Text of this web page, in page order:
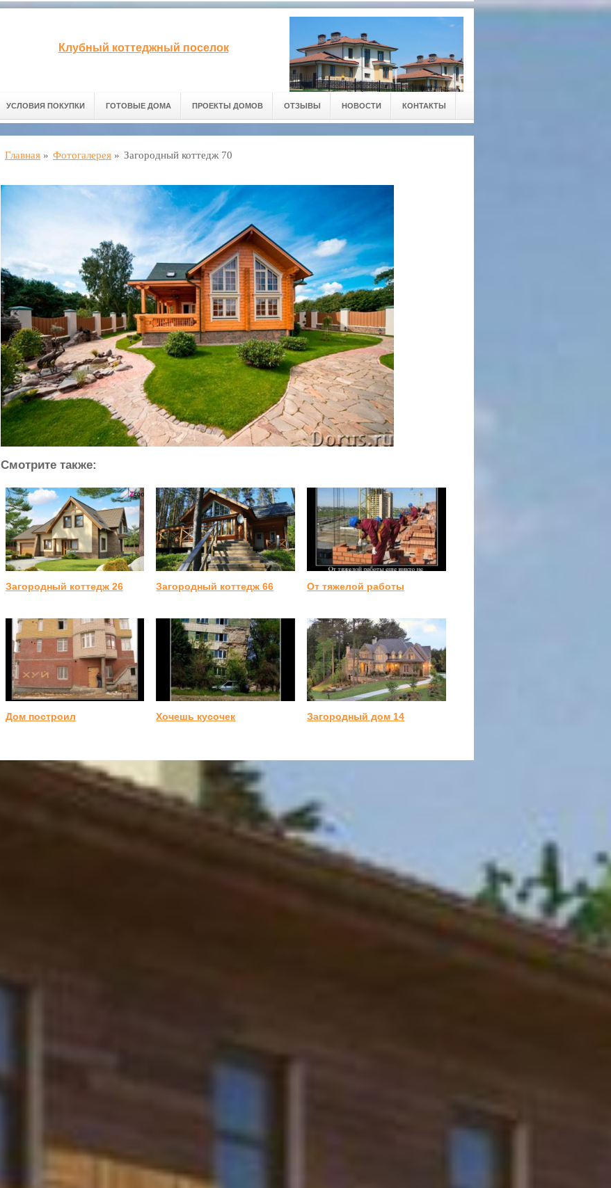
Клубный коттеджный поселок
УСЛОВИЯ ПОКУПКИ ГОТОВЫЕ ДОМА ПРОЕКТЫ ДОМОВ ОТЗЫВЫ НОВОСТИ КОНТАКТЫ
Главная » Фотогалерея » Загородный коттедж 70
Смотрите также:
Загородный коттедж 26 Загородный коттедж 66 От тяжелой работы
Дом построил Хочешь кусочек Загородный дом 14